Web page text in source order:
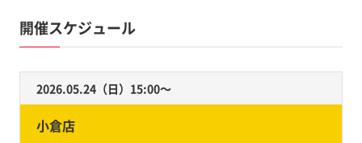
開催スケジュール
2026.05.24（日）15:00〜
小倉店